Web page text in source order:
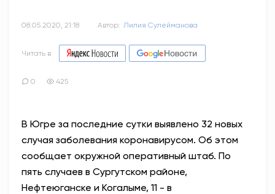
ЭТО У НАС СЕМЕЙНОЕ
АНТИТЕРРОР
НОВОСТИ
08.05.2020, 21:18 Автор: Лилия Сулейманова
Читать в
0 425
В Югре за последние сутки выявлено 32 новых
случая заболевания коронавирусом. Об этом
сообщает окружной оперативный штаб. По
пять случаев в Сургутском районе,
Нефтеюганске и Когалыме, 11 - в